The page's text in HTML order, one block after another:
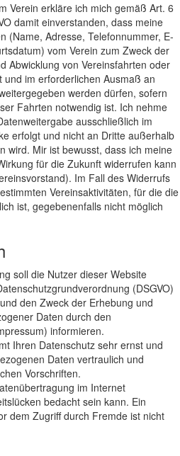
Verein erkläre ich mich gemäß Art. 6
damit einverstanden, dass meine
(Name, Adresse, Telefonnummer, E-
vom Verein zum Zweck der
Abwicklung von Vereinsfahrten oder
im erforderlichen Ausmaß an
werden dürfen, sofern
Fahrten notwendig ist. Ich nehme
ausschließlich im
erfolgt und nicht an Dritte außerhalb
wird. Mir ist bewusst, dass ich meine
für die Zukunft widerrufen kann
Im Fall des Widerrufs
Vereinsaktivitäten, für die die
ist, gegebenenfalls nicht möglich
soll die Nutzer dieser Website
(DSGVO)
den Zweck der Erhebung und
Daten durch den
informieren.
Ihren Datenschutz sehr ernst und
Daten vertraulich und
Vorschriften.
im Internet
bedacht sein kann. Ein
dem Zugriff durch Fremde ist nicht